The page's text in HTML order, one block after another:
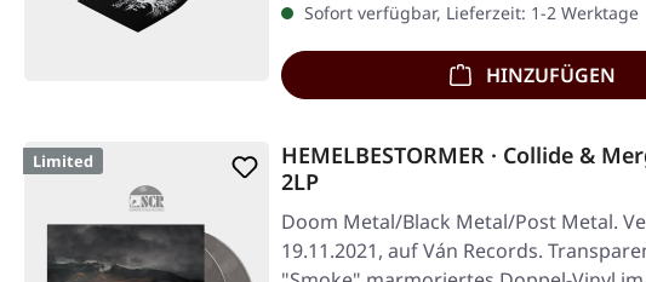
Sofort verfügbar, Lieferzeit: 1-2 Werktage
HINZUFÜGEN
Limited
HEMELBESTORMER · Collide &
2LP
Doom Metal/Black Metal/Post Metal.
19.11.2021, auf Ván Records.